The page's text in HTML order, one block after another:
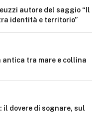
autore del saggio “Il
identità e territorio”
antica tra mare e collina
il dovere di sognare, sul